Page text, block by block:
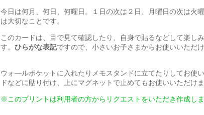
今日は何月、何日、何曜日。１日の次は２日、月曜日の次は火
は大切なことです。
このカードは、目で見て確認したり、自身で貼るなどして楽し
す。 ひらがな表記ですので、小さいお子さまからお使いいただ
ウォ―ルポケットに入れたりメモスタンドに立てたりしてお使
ドなどに貼り付け、上にマグネットで止めてもお使いいただけ
※このプリントは利用者の方からリクエストをいただき作成し